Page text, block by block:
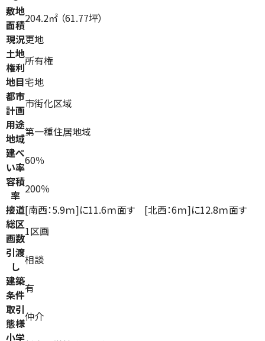
敷地
面積204.2㎡ （61.77坪）
現況更地
土地
権利所有権
地目宅地
都市
計画市街化区域
用途
地域第一種住居地域
建ぺ
い率60％
容積
率 200％
接道[南西：5.9ｍ]に11.6ｍ面す [北西：6ｍ]に12.8ｍ面す
総区
画数1区画
引渡
し 相談
建築
条件有
取引
態様仲介
小学